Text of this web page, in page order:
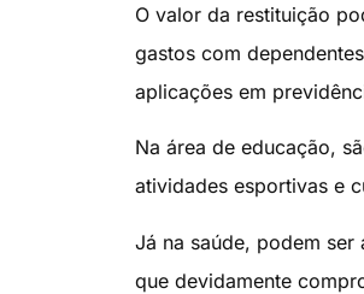
O valor da restituição
gastos com
aplicações em
Na área de educação,
atividades esportivas e
Já na saúde, podem
que devidamente